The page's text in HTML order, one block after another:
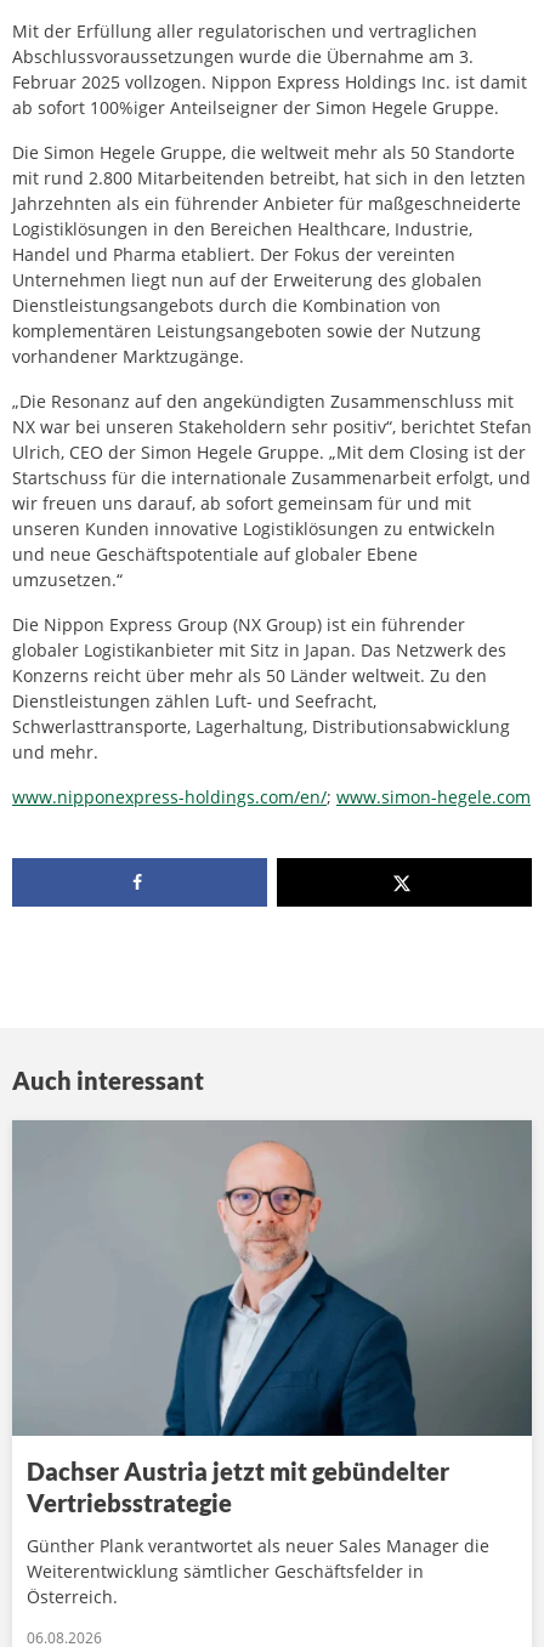
Mit der Erfüllung aller regulatorischen und vertraglichen
Abschlussvoraussetzungen wurde die Übernahme am 3.
Februar 2025 vollzogen. Nippon Express Holdings Inc. ist damit
ab sofort 100%iger Anteilseigner der Simon Hegele Gruppe.
Die Simon Hegele Gruppe, die weltweit mehr als 50 Standorte
mit rund 2.800 Mitarbeitenden betreibt, hat sich in den letzten
Jahrzehnten als ein führender Anbieter für maßgeschneiderte
Logistiklösungen in den Bereichen Healthcare, Industrie,
Handel und Pharma etabliert. Der Fokus der vereinten
Unternehmen liegt nun auf der Erweiterung des globalen
Dienstleistungsangebots durch die Kombination von
komplementären Leistungsangeboten sowie der Nutzung
vorhandener Marktzugänge.
„Die Resonanz auf den angekündigten Zusammenschluss mit
NX war bei unseren Stakeholdern sehr positiv“, berichtet Stefan
Ulrich, CEO der Simon Hegele Gruppe. „Mit dem Closing ist der
Startschuss für die internationale Zusammenarbeit erfolgt, und
wir freuen uns darauf, ab sofort gemeinsam für und mit
unseren Kunden innovative Logistiklösungen zu entwickeln
und neue Geschäftspotentiale auf globaler Ebene
umzusetzen.“
Die Nippon Express Group (NX Group) ist ein führender
globaler Logistikanbieter mit Sitz in Japan. Das Netzwerk des
Konzerns reicht über mehr als 50 Länder weltweit. Zu den
Dienstleistungen zählen Luft- und Seefracht,
Schwerlasttransporte, Lagerhaltung, Distributionsabwicklung
und mehr.
www.nipponexpress-holdings.com/en/; www.simon-hegele.com
Auch interessant
Dachser Austria jetzt mit gebündelter
Vertriebsstrategie
Günther Plank verantwortet als neuer Sales Manager die
Weiterentwicklung sämtlicher Geschäftsfelder in
Österreich.
06.08.2026